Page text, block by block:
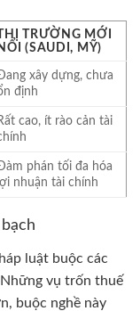
TRƯỜNG MỚI
(SAUDI, MỸ)
xây dựng, chưa
định
cao, ít rào cản tài
phán tối đa hóa
lợi nhuận tài chính
luật buộc các
vụ trốn thuế
buộc nghề này